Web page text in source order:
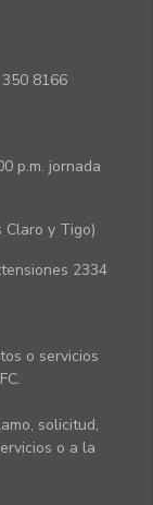
8166
p.m. jornada
y Tigo)
2334
o servicios
solicitud,
o a la